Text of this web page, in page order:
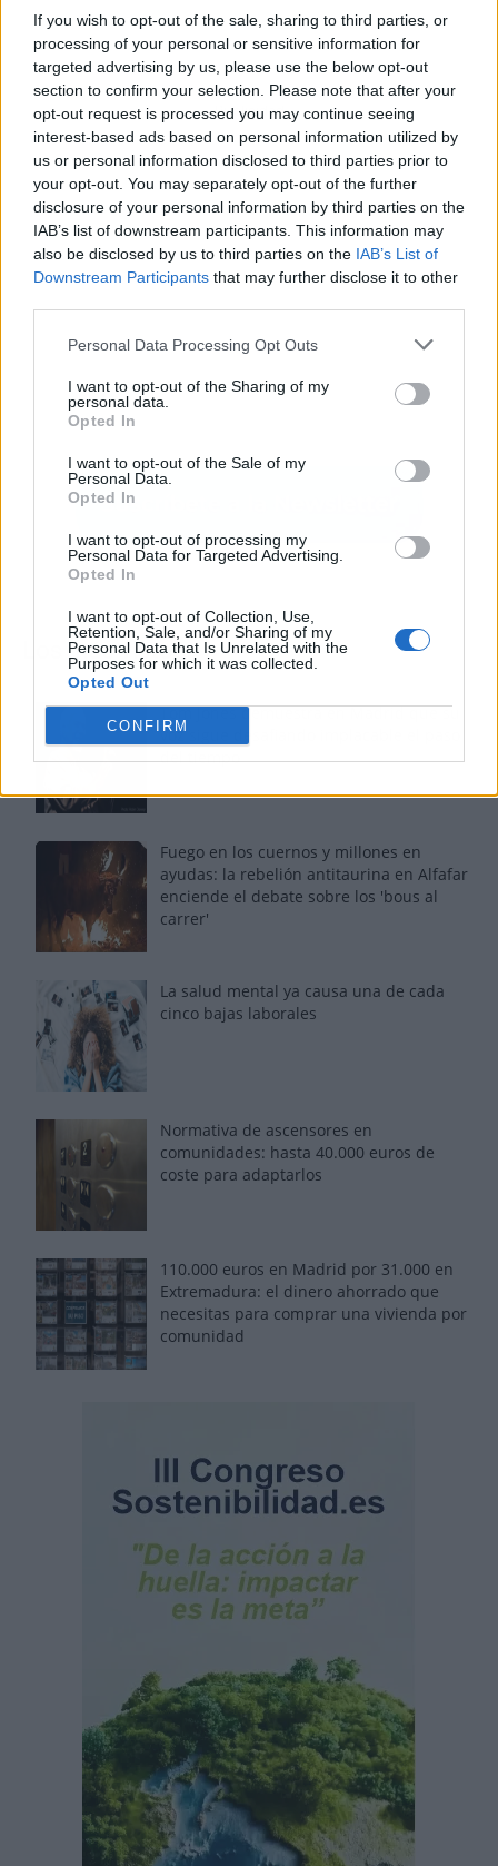
If you wish to opt-out of the sale, sharing to third parties, or
processing of your personal or sensitive information for
targeted advertising by us, please use the below opt-out
section to confirm your selection. Please note that after your
opt-out request is processed you may continue seeing
interest-based ads based on personal information utilized by
us or personal information disclosed to third parties prior to
your opt-out. You may separately opt-out of the further
disclosure of your personal information by third parties on the
IAB’s list of downstream participants. This information may
also be disclosed by us to third parties on the IAB’s List of
Downstream Participants that may further disclose it to other
Personal Data Processing Opt Outs
I want to opt-out of the Sharing of my
personal data.
Opted In
I want to opt-out of the Sale of my
Personal Data.
Opted In
I want to opt-out of processing my
Personal Data for Targeted Advertising.
Opted In
I want to opt-out of Collection, Use,
Retention, Sale, and/or Sharing of my
Personal Data that Is Unrelated with the
Purposes for which it was collected.
Opted Out
CONFIRM
Publicidad
Los más vistos
Tom Jones demuestra en Madrid que su
voz sigue desafiando implacable el paso
del tiempo
Fuego en los cuernos y millones en
ayudas: la rebelión antitaurina en Alfafar
enciende el debate sobre los 'bous al
carrer'
La salud mental ya causa una de cada
cinco bajas laborales
Normativa de ascensores en
comunidades: hasta 40.000 euros de
coste para adaptarlos
110.000 euros en Madrid por 31.000 en
Extremadura: el dinero ahorrado que
necesitas para comprar una vivienda por
comunidad